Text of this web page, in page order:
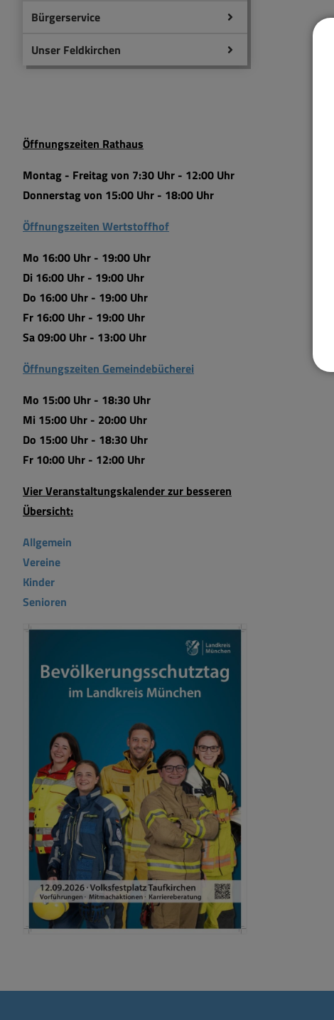
Bürgerservice
Unser Feldkirchen
Öffnungszeiten Rathaus
Montag - Freitag von 7:30 Uhr - 12:00 Uhr
Donnerstag von 15:00 Uhr - 18:00 Uhr
Öffnungszeiten Wertstoffhof
Mo 16:00 Uhr - 19:00 Uhr
Di 16:00 Uhr - 19:00 Uhr
Do 16:00 Uhr - 19:00 Uhr
Fr 16:00 Uhr - 19:00 Uhr
Sa 09:00 Uhr - 13:00 Uhr
Öffnungszeiten Gemeindebücherei
Mo 15:00 Uhr - 18:30 Uhr
Mi 15:00 Uhr - 20:00 Uhr
Do 15:00 Uhr - 18:30 Uhr
Fr 10:00 Uhr - 12:00 Uhr
Vier Veranstaltungskalender zur besseren
Übersicht:
Allgemein
Vereine
Kinder
Senioren